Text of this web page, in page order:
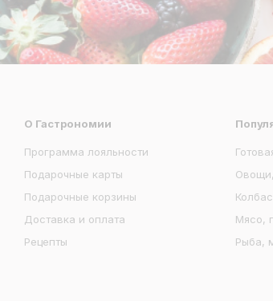
О Гастрономии
Программа лояльности
Подарочные карты
Подарочные корзины
Доставка и оплата
Рецепты
Мясо,
Рыба,